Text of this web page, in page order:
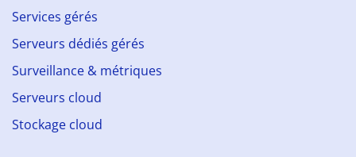
Services gérés
Serveurs dédiés gérés
Surveillance & métriques
Serveurs cloud
Stockage cloud